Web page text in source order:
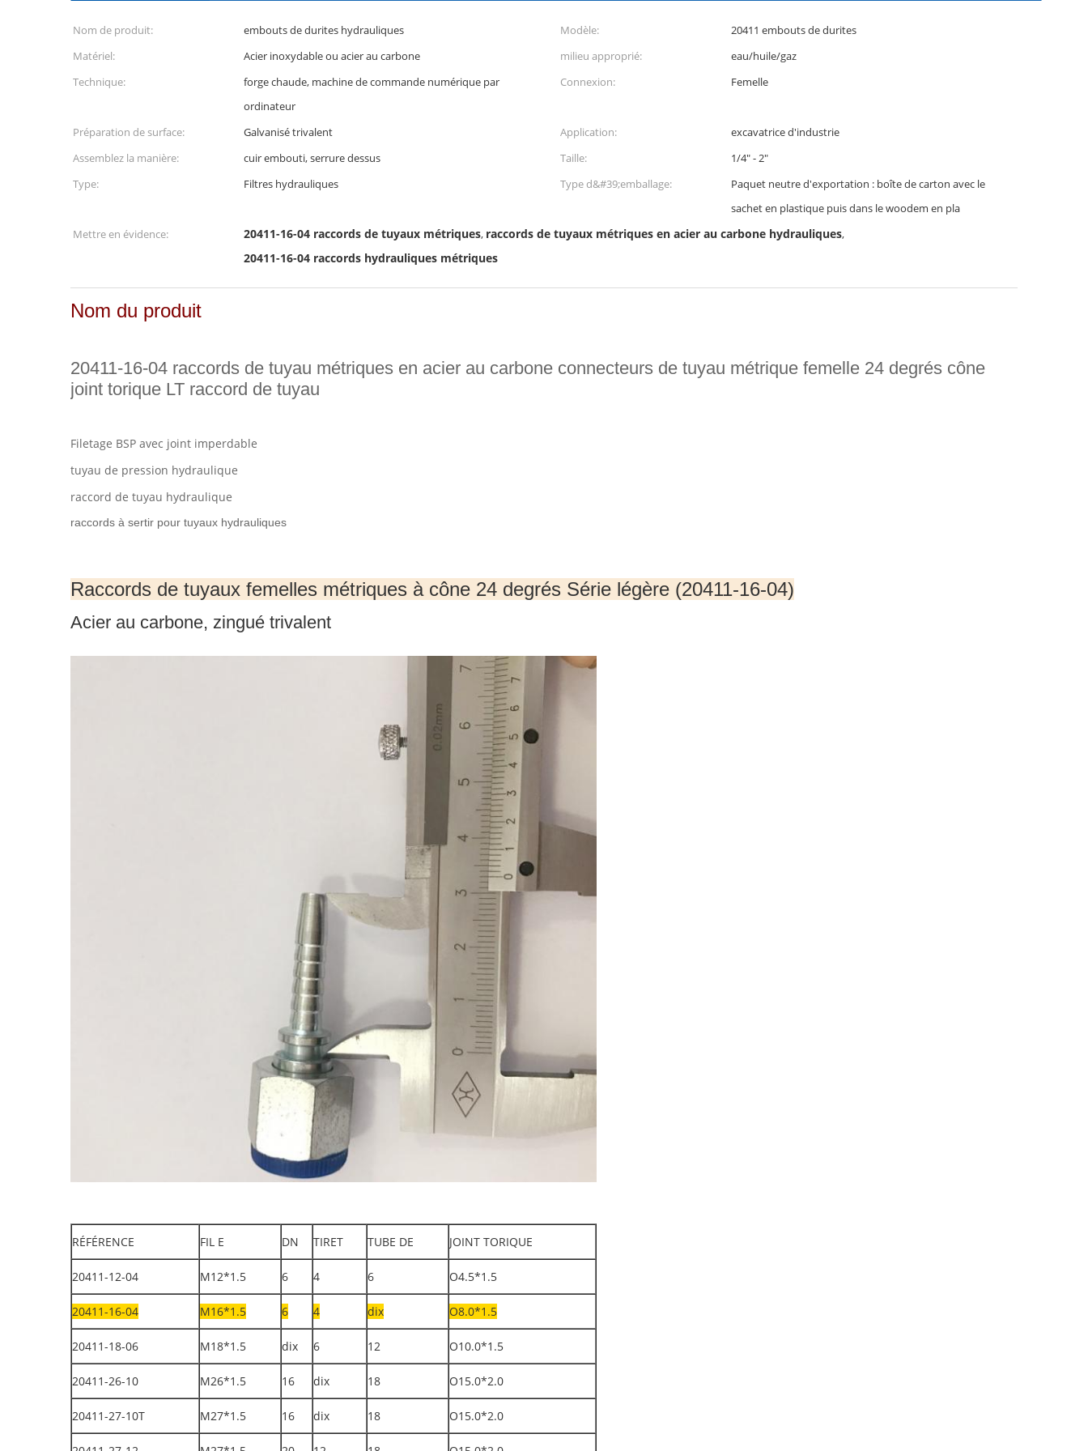
Nom de produit: embouts de durites hydrauliques Modèle:
20411 embouts de durites
Matériel:
Acier inoxydable ou acier au carbone milieu approprié:
eau/huile/gaz
Technique:
forge chaude, machine de commande numérique par
ordinateur
Connexion: Femelle
Préparation de surface: Galvanisé trivalent Application:
excavatrice d'industrie
Assemblez la manière:
cuir embouti, serrure dessus Taille:
1/4" - 2"
Type:
Filtres hydrauliques Type d&#39;emballage:
Paquet neutre d'exportation : boîte de carton avec le
sachet en plastique puis dans le woodem en pla
Mettre en évidence:
20411-16-04 raccords de tuyaux métriques, raccords de tuyaux métriques en acier au carbone hydrauliques,
20411-16-04 raccords hydrauliques métriques
Nom du produit
20411-16-04 raccords de tuyau métriques en acier au carbone connecteurs de tuyau métrique femelle 24 degrés cône
joint torique LT raccord de tuyau
Filetage BSP avec joint imperdable
tuyau de pression hydraulique
raccord de tuyau hydraulique
raccords à sertir pour tuyaux hydrauliques
Raccords de tuyaux femelles métriques à cône 24 degrés Série légère (20411-16-04)
Acier au carbone, zingué trivalent
RÉFÉRENCE FIL E DN TIRET TUBE DE JOINT TORIQUE
20411-12-04 M12*1.5 6 4 6 O4.5*1.5
20411-16-04 M16*1.5 6 4 dix O8.0*1.5
20411-18-06 M18*1.5 dix 6 12 O10.0*1.5
20411-26-10 M26*1.5 16 dix 18 O15.0*2.0
20411-27-10T M27*1.5 16 dix 18 O15.0*2.0